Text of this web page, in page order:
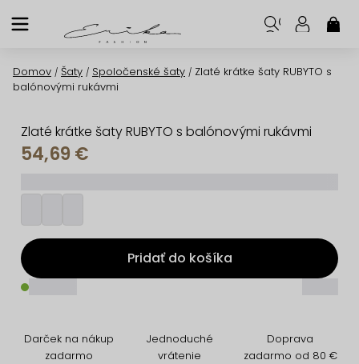
na
Domov / Šaty / Spoločenské šaty / Zlaté krátke šaty RUBYTO s
balónovými rukávmi
Zlaté krátke šaty RUBYTO s balónovými rukávmi
54,69 €
Pridať do košíka
Darček na nákup
zadarmo
Jednoduché
vrátenie
Doprava
zadarmo od 80 €